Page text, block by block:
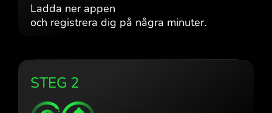
Ladda ner appen
och registrera dig på några minuter.
STEG 2